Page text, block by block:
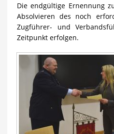
Die endgültige Ernennung
Absolvieren des noch
Zugführer- und
Zeitpunkt erfolgen.